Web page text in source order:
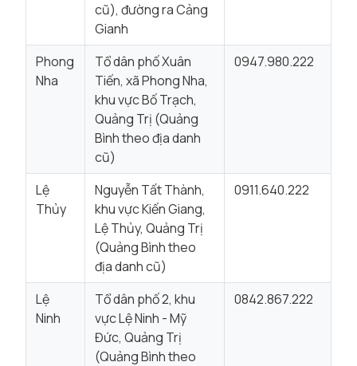
cũ), đường ra Cảng
Gianh
Phong
Nha
Tổ dân phố Xuân
Tiến, xã Phong Nha,
khu vực Bố Trạch,
Quảng Trị (Quảng
Bình theo địa danh
cũ)
0947.980.222
Lệ
Thủy
Nguyễn Tất Thành,
khu vực Kiến Giang,
Lệ Thủy, Quảng Trị
(Quảng Bình theo
địa danh cũ)
0911.640.222
Lệ
Ninh
Tổ dân phố 2, khu
vực Lệ Ninh - Mỹ
Đức, Quảng Trị
(Quảng Bình theo
0842.867.222